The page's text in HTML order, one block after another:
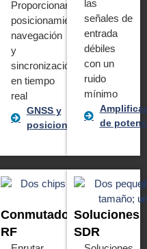
Proporcionar
posicionamiento,
navegación
y
sincronización
en tiempo
real
GNSS y
posicionamiento
las
señales de
entrada
débiles
con un
ruido
mínimo
de
Conmutadores
RF
Soluciones
SDR